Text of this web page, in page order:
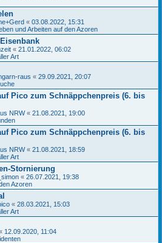
« 03.08.2022, 15:31
und Arbeiten auf den Azoren
« 21.01.2022, 06:02
Art
raus « 29.09.2021, 20:07
Pico zum Schnäppchenpreis (6. bis
NRW« 21.08.2021, 19:00
Pico zum Schnäppchenpreis (6. bis
NRW« 21.08.2021, 18:59
Art
Stornierung
« 26.07.2021, 19:38
Azoren
« 28.03.2021, 15:03
Art
12.09.2020, 11:04